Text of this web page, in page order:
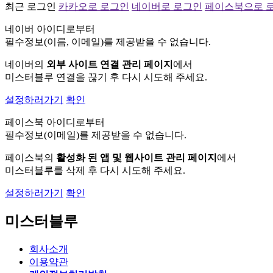
최근 로그인 카카오로 로그인 네이버로 로그인 페이스북으로
네이버 아이디로부터
필수정보(이름, 이메일)를 제공받을 수 없습니다.
네이버의 외부 사이트 연결 관리 페이지 에서
미스터블루 연결을 끊기 후 다시 시도해 주세요.
설정하러가기 확인
페이스북 아이디로부터
필수정보(이메일)를 제공받을 수 없습니다.
페이스북의 활성화 된 앱 및 웹사이트 관리 페이지 에서
미스터블루를 삭제 후 다시 시도해 주세요.
설정하러가기 확인
미스터블루
회사소개
이용약관